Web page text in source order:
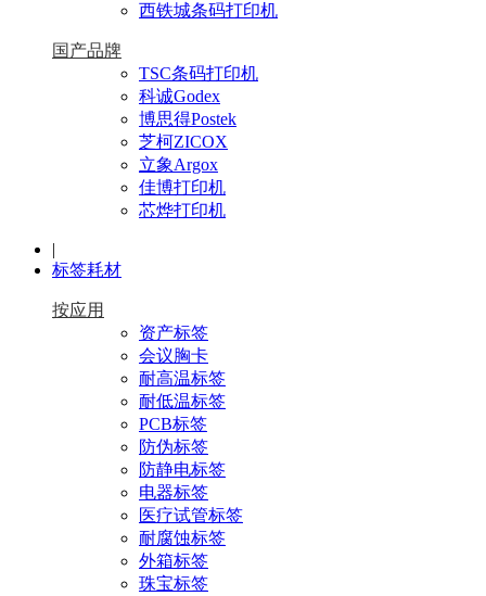
西铁城条码打印机
国产品牌
TSC条码打印机
科诚Godex
博思得Postek
芝柯ZICOX
立象Argox
佳博打印机
芯烨打印机
|
标签耗材
按应用
资产标签
会议胸卡
耐高温标签
耐低温标签
PCB标签
防伪标签
防静电标签
电器标签
医疗试管标签
耐腐蚀标签
外箱标签
珠宝标签